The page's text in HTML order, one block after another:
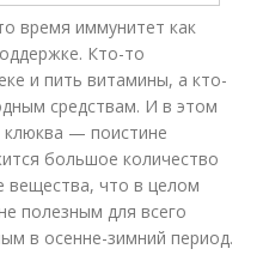
время иммунитет как
Кто-то
и пить витамины, а кто-
средствам. И в этом
клюква — поистине
большое количество
вещества, что в целом
полезным для всего
в осенне-зимний период.